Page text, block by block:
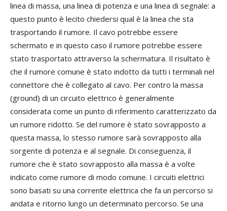
linea di massa, una linea di potenza e una linea di segnale: a
questo punto è lecito chiedersi qual è la linea che sta
trasportando il rumore. Il cavo potrebbe essere
schermato e in questo caso il rumore potrebbe essere
stato trasportato attraverso la schermatura. Il risultato è
che il rumore comune è stato indotto da tutti i terminali nel
connettore che è collegato al cavo. Per contro la massa
(ground) di un circuito elettrico è generalmente
considerata come un punto di riferimento caratterizzato da
un rumore ridotto. Se del rumore è stato sovrapposto a
questa massa, lo stesso rumore sarà sovrapposto alla
sorgente di potenza e al segnale. Di conseguenza, il
rumore che è stato sovrapposto alla massa è a volte
indicato come rumore di modo comune. I circuiti elettrici
sono basati su una corrente elettrica che fa un percorso si
andata e ritorno lungo un determinato percorso. Se una